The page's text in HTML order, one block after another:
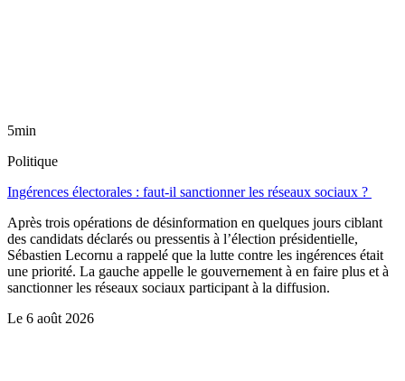
5min
Politique
Ingérences électorales : faut-il sanctionner les réseaux sociaux ?
Après trois opérations de désinformation en quelques jours ciblant
des candidats déclarés ou pressentis à l’élection présidentielle,
Sébastien Lecornu a rappelé que la lutte contre les ingérences était
une priorité. La gauche appelle le gouvernement à en faire plus et à
sanctionner les réseaux sociaux participant à la diffusion.
Le 6 août 2026